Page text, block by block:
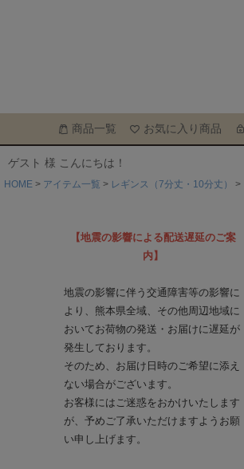
商品一覧 お気に入り商品
ゲスト 様 こんにちは！
HOME アイテム一覧 レギンス（7分丈・10分丈）
【地震の影響による配送遅延のご案
内】
地震の影響に伴う交通障害等の影響に
より、熊本県全域、その他周辺地域に
おいてお荷物の発送・お届けに遅延が
発生しております。
そのため、お届け日時のご希望に添え
ない場合がございます。
お客様にはご迷惑をおかけいたします
が、予めご了承いただけますようお願
い申し上げます。